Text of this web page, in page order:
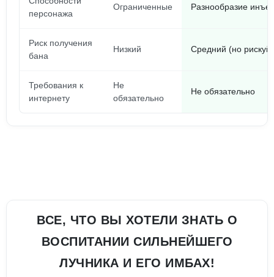
персонажа
Ограниченные Разнообразие
Риск получения
бана
Низкий Средний (но
Требования к
интернету
Не
обязательно
Не обязательно
ВСЕ, ЧТО ВЫ ХОТЕЛИ ЗНАТЬ О
ВОСПИТАНИИ СИЛЬНЕЙШЕГО
ЛУЧНИКА И ЕГО ИМБАХ!